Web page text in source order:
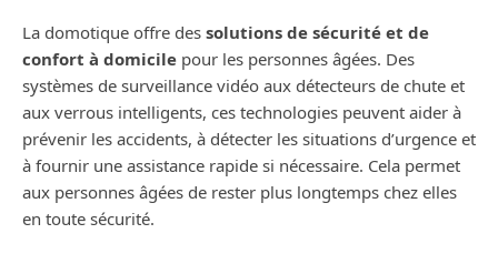
La domotique offre des solutions de sécurité et de
confort à domicile pour les personnes âgées. Des
systèmes de surveillance vidéo aux détecteurs de chute et
aux verrous intelligents, ces technologies peuvent aider à
prévenir les accidents, à détecter les situations d’urgence et
à fournir une assistance rapide si nécessaire. Cela permet
aux personnes âgées de rester plus longtemps chez elles
en toute sécurité.